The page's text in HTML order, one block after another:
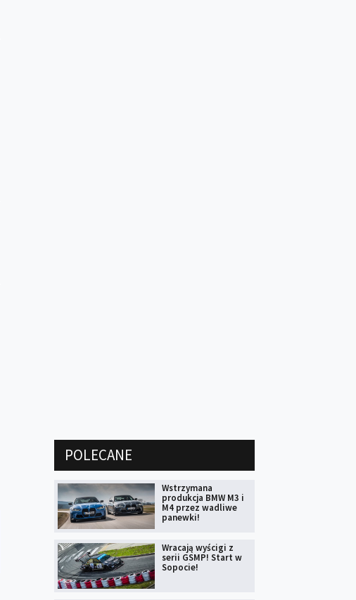
POLECANE
Wstrzymana
produkcja BMW M3 i
M4 przez wadliwe
panewki!
Wracają wyścigi z
serii GSMP! Start w
Sopocie!